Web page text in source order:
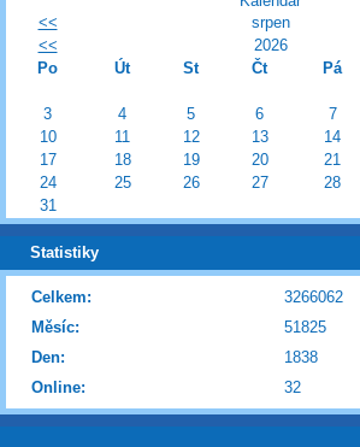
<<
srpen
<<
2026
Po
Út St Čt Pá
3
4 5 6 7
10
11 12 13 14
17
18 19 20 21
24
25 26 27 28
31
Statistiky
Online: 32
Celkem:
3266062
Měsíc:
51825
Den:
1838